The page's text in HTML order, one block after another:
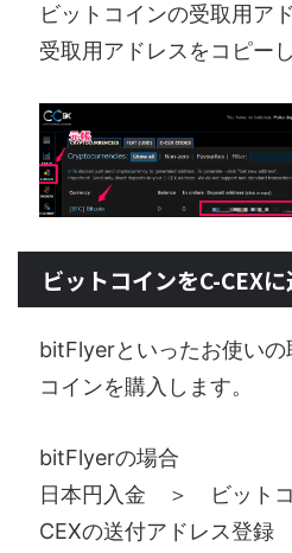
ビットコインの受取用ア
受取用アドレスをコピーし
ビットコインをC-CEX
bitFlyerといったお使いの
コインを購入します。
bitFlyerの場合
日本円入金 ＞ ビット
CEXの送付アドレス登